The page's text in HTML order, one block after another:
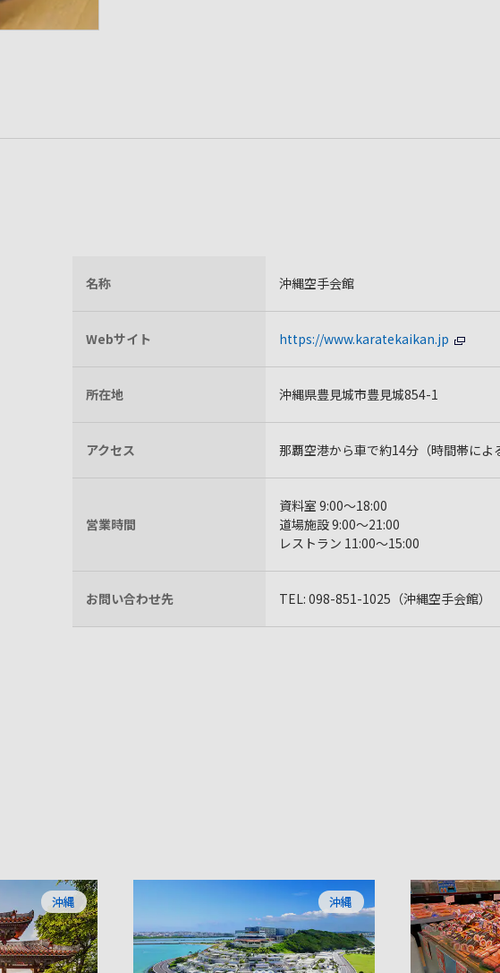
名称 沖縄空手会館
Webサイト https://www.karatekaikan.jp
所在地 沖縄県豊見城市豊見城854-1
アクセス 那覇空港から車で約14分（時間帯によ
営業時間
資料室 9:00～18:00
道場施設 9:00～21:00
レストラン 11:00～15:00
お問い合わせ先 TEL: 098-851-1025（沖縄空手会館）
沖縄 沖縄